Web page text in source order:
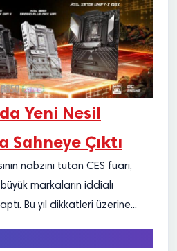
Yeni Nesil
Çıktı
nabzını tutan CES fuarı,
markaların iddialı
Bu yıl dikkatleri üzerine...